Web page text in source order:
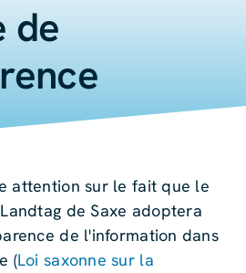
de
attention sur le fait que le
de Saxe adoptera
de l'information dans
(Loi saxonne sur la